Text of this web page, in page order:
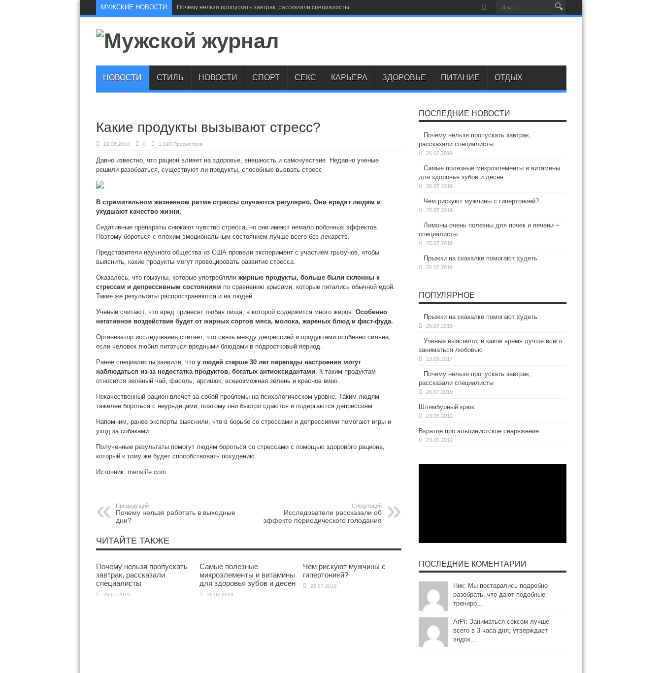
МУЖСКИЕ НОВОСТИ Почему нельзя пропускать завтрак, рассказали специалисты
НОВОСТИ СТИЛЬ НОВОСТИ СПОРТ СЕКС КАРЬЕРА ЗДОРОВЬЕ ПИТАНИЕ ОТДЫХ
Какие продукты вызывают стресс?
22.06.2018 0 1,193 Просмотров
Давно известно, что рацион влияет на здоровье, внешность и самочувствие. Недавно ученые
решили разобраться, существуют ли продукты, способные вызвать стресс
В стремительном жизненном ритме стрессы случаются регулярно. Они вредят людям и
ухудшают качество жизни.
Седативные препараты снижают чувство стресса, но они имеют немало побочных эффектов.
Поэтому бороться с плохим эмоциональным состоянием лучше всего без лекарств.
Представители научного общества из США провели эксперимент с участием грызунов, чтобы
выяснить, какие продукты могут провоцировать развитие стресса.
Оказалось, что грызуны, которые употребляли жирные продукты, больше были склонны к
стрессам и депрессивным состояниям по сравнению крысами, которые питались обычной едой.
Такие же результаты распространяются и на людей.
Ученые считают, что вред принесет любая пища, в которой содержится много жиров. Особенно
негативное воздействие будет от жирных сортов мяса, молока, жареных блюд и фаст-фуда.
Организатор исследования считает, что связь между депрессией и продуктами особенно сильна,
если человек любил питаться вредными блюдами в подростковый период.
Ранее специалисты заявили, что у людей старше 30 лет перепады настроения могут
наблюдаться из-за недостатка продуктов, богатых антиоксидантами. К таким продуктам
относится зелёный чай, фасоль, артишок, всевозможная зелень и красное вино.
Некачественный рацион влечет за собой проблемы на психологическом уровне. Таким людям
тяжелее бороться с неурядицами, поэтому они быстро сдаются и подергаются депрессиям.
Напомним, ранее эксперты выяснили, что в борьбе со стрессами и депрессиями помогают игры и
уход за собаками.
Полученные результаты помогут людям бороться со стрессами с помощью здорового рациона,
который к тому же будет способствовать похудению.
Источник: menslife.com
Предыдущий
Почему нельзя работать в выходные
дни?
Следующий
Исследователи рассказали об
эффекте периодического голодания
ЧИТАЙТЕ ТАКЖЕ
Почему нельзя пропускать
завтрак, рассказали
специалисты
26.07.2019
Самые полезные
микроэлементы и витамины
для здоровья зубов и десен
26.07.2019
Чем рискуют мужчины с
гипертонией?
25.07.2019
ПОСЛЕДНИЕ НОВОСТИ
Почему нельзя пропускать завтрак,
рассказали специалисты
26.07.2019
Самые полезные микроэлементы и витамины
для здоровья зубов и десен
26.07.2019
Чем рискуют мужчины с гипертонией?
25.07.2019
Лимоны очень полезны для почек и печени –
специалисты
25.07.2019
Прыжки на скакалке помогают худеть
25.07.2019
ПОПУЛЯРНОЕ
Прыжки на скакалке помогают худеть
25.07.2019
Ученые выяснили, в какое время лучше всего
заниматься любовью
13.09.2017
Почему нельзя пропускать завтрак,
рассказали специалисты
26.07.2019
Шлямбурный крюк
23.05.2012
Вкратце про альпинистское снаряжение
23.05.2012
ПОСЛЕДНИЕ КОМЕНТАРИИ
Ник: Мы постарались подробно
разобрать, что дают подобные
трениро...
ArPi: Заниматься сексом лучше
всего в 3 часа дня, утверждает
эндок...